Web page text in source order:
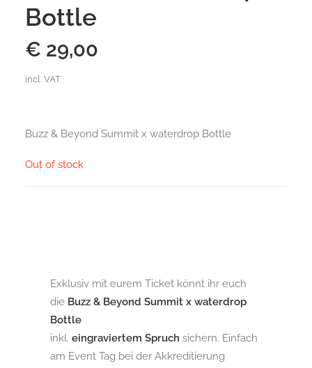
Bottle
€ 29,00
incl. VAT
Buzz & Beyond Summit x waterdrop Bottle
Out of stock
Exklusiv mit eurem Ticket könnt ihr euch
die Buzz & Beyond Summit x waterdrop
Bottle
inkl. eingraviertem Spruch sichern. Einfach
am Event Tag bei der Akkreditierung